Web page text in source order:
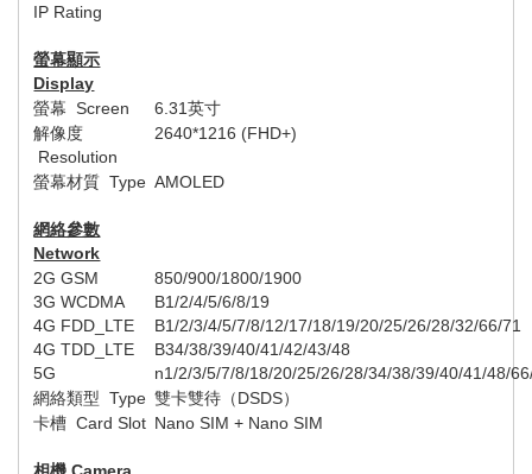
IP Rating
螢幕顯示
Display
螢幕 Screen 6.31英寸
解像度
Resolution
2640*1216 (FHD+)
螢幕材質 Type AMOLED
網絡參數
Network
2G GSM
850/900/1800/1900
3G WCDMA
B1/2/4/5/6/8/19
4G FDD_LTE
B1/2/3/4/5/7/8/12/17/18/19/20/25/26/28/32/66/71
4G TDD_LTE
B34/38/39/40/41/42/43/48
5G
n1/2/3/5/7/8/18/20/25/26/28/34/38/39/40/41/48/
網絡類型 Type 雙卡雙待（DSDS）
卡槽 Card Slot Nano SIM + Nano SIM
相機 Camera